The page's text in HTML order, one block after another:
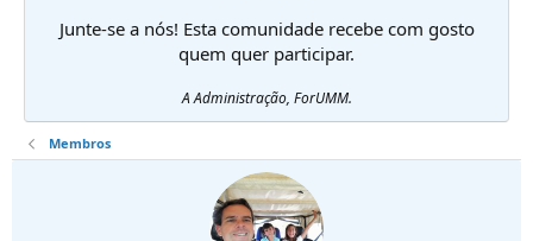
Junte-se a nós! Esta comunidade recebe com gosto
quem quer participar.
A Administração, ForUMM.
Membros